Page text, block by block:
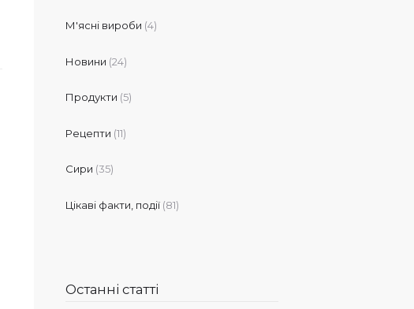
М'ясні вироби (4)
Новини (24)
Продукти (5)
Рецепти (11)
Сири (35)
Цікаві факти, події (81)
Останні статті